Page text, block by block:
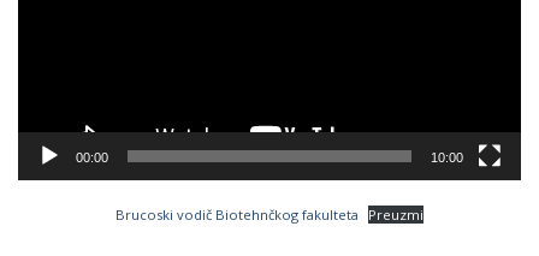
00:00 10:00
Brucoski vodič Biotehnčkog fakulteta Preuzmi